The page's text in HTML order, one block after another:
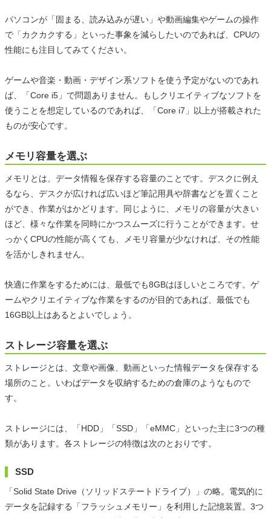
パソコンが「固まる、読み込みが遅い」や動画編集やゲームの操作
で「カクカクする」といった事象を減らしたいのであれば、CPUの
性能にも注目してみてください。
ゲームや音楽・動画・デザイン系ソフトを使う予定がないのであれ
ば、「Core i5」で問題ありません。もしクリエイティブなソフトを
使うことを想定しているのであれば、「Core i7」以上が搭載された
ものが安心です。
メモリ容量を選ぶ
メモリとは、データ情報を保存する容量のことです。デスクに例え
るなら、デスクが広ければ広いほど筆記用具や辞書などを置くこと
ができ、作業がはかどります。同じように、メモリの容量が大きい
ほど、様々な作業を同時にかつスムーズに行うことができます。せ
っかくCPUの性能が高くても、メモリ容量が少なければ、その性能
を活かしきれません。
快適に作業をするためには、最低でも8GBはほしいところです。ゲ
ームやクリエイティブな作業をするのが目的であれば、最低でも
16GB以上はあるとよいでしょう。
ストレージ容量を選ぶ
ストレージとは、文章や画像、動画といった情報データを保存する
場所のこと。いわばデータを収納するための倉庫のようなもので
す。
ストレージには、「HDD」「SSD」「eMMC」といった主に3つの種
類があります。各ストレージの特徴は次のとおりです。
SSD
「Solid State Drive（ソリッドステートドライブ）」の略。電気的に
データを記録する「フラッシュメモリー」を利用した記憶装置。3つ